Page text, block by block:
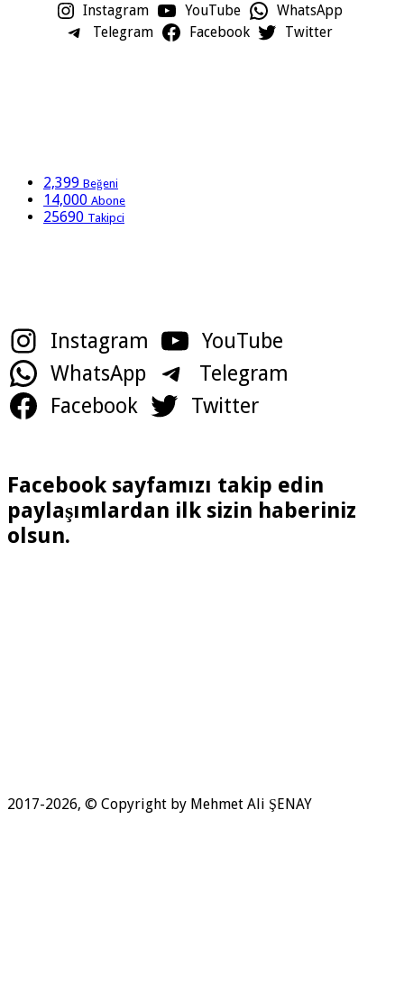
Instagram YouTube
WhatsApp
Telegram
Facebook Twitter
2,399 Beğeni
14,000 Abone
25690 Takipci
Instagram
YouTube
WhatsApp
Telegram
Facebook
Twitter
Facebook sayfamızı takip edin
paylaşımlardan ilk sizin haberiniz
olsun.
2017-2026, © Copyright by Mehmet Ali ŞENAY